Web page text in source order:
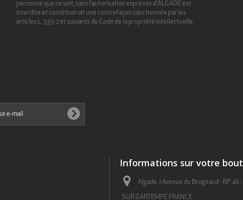
personne que ce soit, sans l’autorisation expresse d'ALGADE est
interdite et constituerait une contrefaçon sanctionnée par les
articles L. 335-2 et suivants du Code de la propriété intellectuelle.
Informations sur votre
Algade, 1 Avenue du Brugeaud - BP 46
SUR GARTEMPE FRANCE